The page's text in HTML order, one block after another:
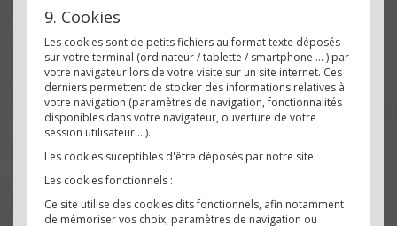
9. Cookies
Les cookies sont de petits fichiers au format texte déposés
sur votre terminal (ordinateur / tablette / smartphone … ) par
votre navigateur lors de votre visite sur un site internet. Ces
derniers permettent de stocker des informations relatives à
votre navigation (paramètres de navigation, fonctionnalités
disponibles dans votre navigateur, ouverture de votre
session utilisateur …).
Les cookies suceptibles d'être déposés par notre site
Les cookies fonctionnels :
Ce site utilise des cookies dits fonctionnels, afin notamment
de mémoriser vos choix, paramètres de navigation ou